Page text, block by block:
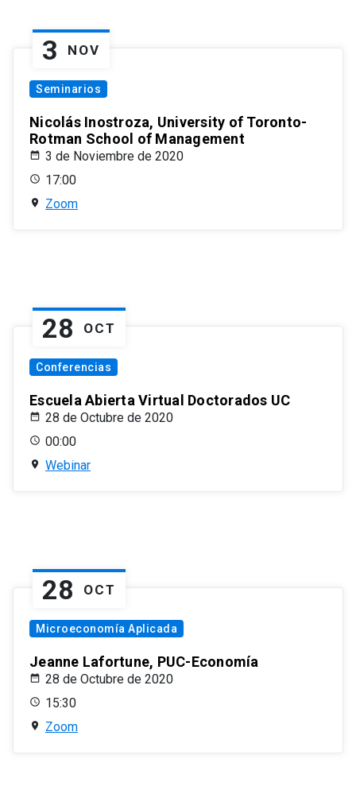
3 NOV
Seminarios
Nicolás Inostroza, University of Toronto-
Rotman School of Management
3 de Noviembre de 2020
17:00
Zoom
28 OCT
Conferencias
Escuela Abierta Virtual Doctorados UC
28 de Octubre de 2020
00:00
Webinar
28 OCT
Microeconomía Aplicada
Jeanne Lafortune, PUC-Economía
28 de Octubre de 2020
15:30
Zoom